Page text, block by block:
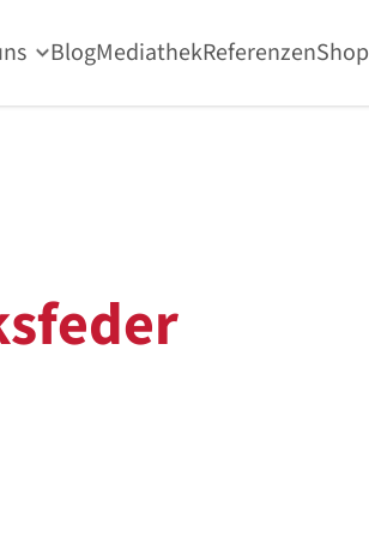
BlogMediathekReferenzenShop